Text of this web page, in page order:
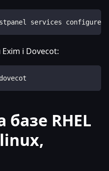
services configure
і Dovecot:
базе RHEL